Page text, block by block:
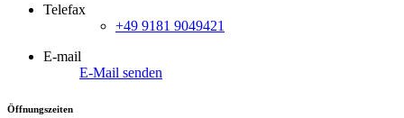
Telefax
+49 9181 9049421
E-mail
E-Mail senden
Öffnungszeiten